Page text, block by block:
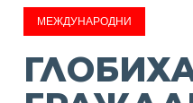
МЕЖДУНАРОДНИ